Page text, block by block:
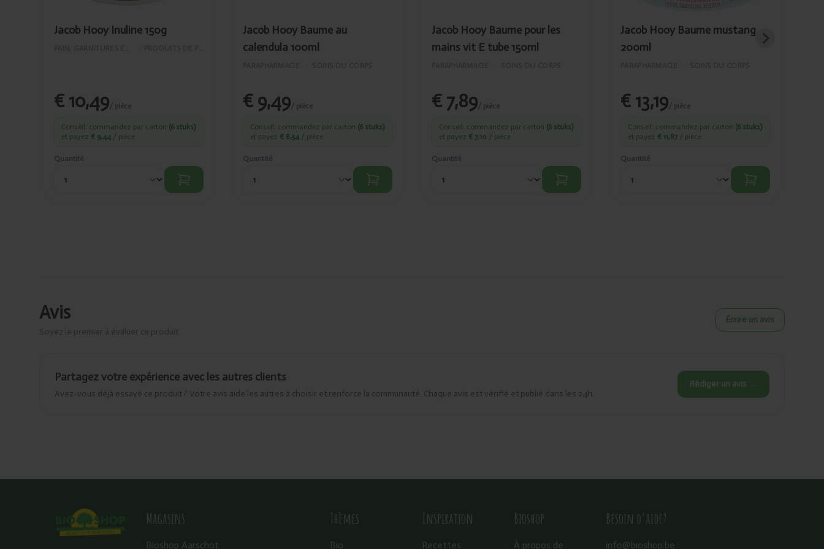
Jacob Hooy Inuline 150g
€ 10,49/ pièce
Conseil: commandez par carton (6 stuks)
et payez € 9,44 / pièce
Quantité
Jacob Hooy Baume au
calendula 100ml
€ 9,49/ pièce
Conseil: commandez par carton (6 stuks)
et payez € 8,54 / pièce
Quantité
Jacob Hooy Baume pour les
mains vit E tube 150ml
€ 7,89/ pièce
Conseil: commandez par carton (6 stuks)
et payez € 7,10 / pièce
Quantité
Jacob Hooy Baume mustang
200ml
€ 13,19/ pièce
Conseil: commandez par carton (6 stuks)
et payez € 11,87 / pièce
Quantité
Avis
Soyez le premier à évaluer ce produit
Écrire un avis
Partagez votre expérience avec les autres clients
Avez-vous déjà essayé ce produit ? Votre avis aide les autres à choisir et renforce la communauté. Chaque avis est vérifié et publié dans les 24h.
Rédiger un avis →
Magasins
Bioshop Aarschot
Thèmes
Bio
Inspiration
Recettes
Bioshop
À propos de
Besoin d’aide?
info@bioshop.be